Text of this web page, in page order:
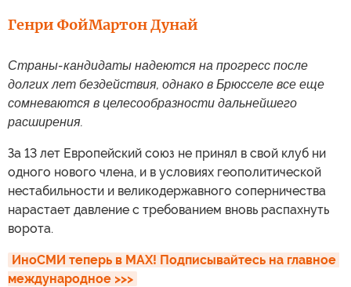
Генри ФойМартон Дунай
Страны-кандидаты надеются на прогресс после
долгих лет бездействия, однако в Брюсселе все еще
сомневаются в целесообразности дальнейшего
расширения.
За 13 лет Европейский союз не принял в свой клуб ни
одного нового члена, и в условиях геополитической
нестабильности и великодержавного соперничества
нарастает давление с требованием вновь распахнуть
ворота.
ИноСМИ теперь в MAX! Подписывайтесь на главное
международное >>>